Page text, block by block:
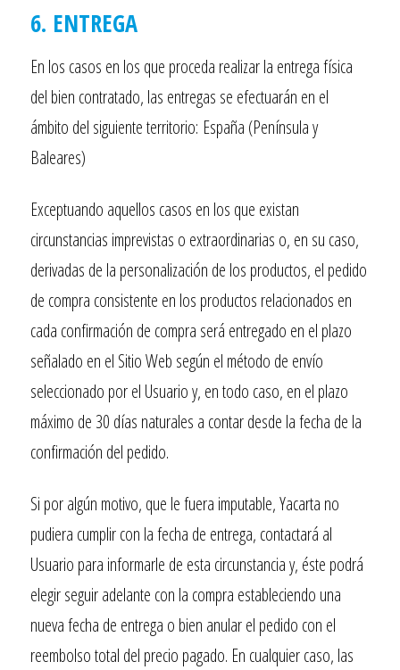
6. ENTREGA
En los casos en los que proceda realizar la entrega física
del bien contratado, las entregas se efectuarán en el
ámbito del siguiente territorio: España (Península y
Baleares)
Exceptuando aquellos casos en los que existan
circunstancias imprevistas o extraordinarias o, en su caso,
derivadas de la personalización de los productos, el pedido
de compra consistente en los productos relacionados en
cada confirmación de compra será entregado en el plazo
señalado en el Sitio Web según el método de envío
seleccionado por el Usuario y, en todo caso, en el plazo
máximo de 30 días naturales a contar desde la fecha de la
confirmación del pedido.
Si por algún motivo, que le fuera imputable, Yacarta no
pudiera cumplir con la fecha de entrega, contactará al
Usuario para informarle de esta circunstancia y, éste podrá
elegir seguir adelante con la compra estableciendo una
nueva fecha de entrega o bien anular el pedido con el
reembolso total del precio pagado. En cualquier caso, las